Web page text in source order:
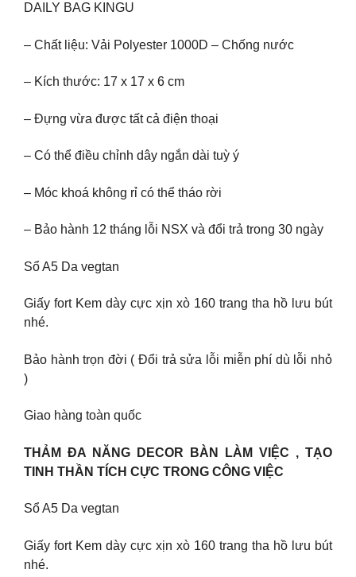
DAILY BAG KINGU
– Chất liệu: Vải Polyester 1000D – Chống nước
– Kích thước: 17 x 17 x 6 cm
– Đựng vừa được tất cả điện thoại
– Có thể điều chỉnh dây ngắn dài tuỳ ý
– Móc khoá không rỉ có thể tháo rời
– Bảo hành 12 tháng lỗi NSX và đổi trả trong 30 ngày
Sổ A5 Da vegtan
Giấy fort Kem dày cực xịn xò 160 trang tha hồ lưu bút
nhé.
Bảo hành trọn đời ( Đổi trả sửa lỗi miễn phí dù lỗi nhỏ
)
Giao hàng toàn quốc
THẢM ĐA NĂNG DECOR BÀN LÀM VIỆC , TẠO
TINH THẦN TÍCH CỰC TRONG CÔNG VIỆC
Sổ A5 Da vegtan
Giấy fort Kem dày cực xịn xò 160 trang tha hồ lưu bút
nhé.